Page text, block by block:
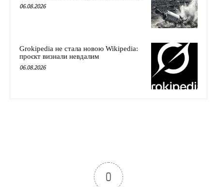
06.08.2026
Grokipedia не стала новою Wikipedia:
проєкт визнали невдалим
06.08.2026
0